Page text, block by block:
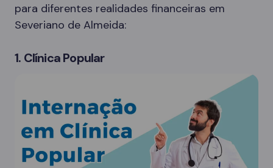
para diferentes realidades financeiras em
Severiano de Almeida:
1. Clínica Popular